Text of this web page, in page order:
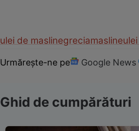
ulei de maslinegreciamasline
Urmărește-ne pe Google News
Ghid de cumpărături